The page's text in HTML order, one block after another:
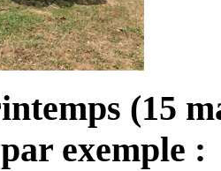
(15
exemple :